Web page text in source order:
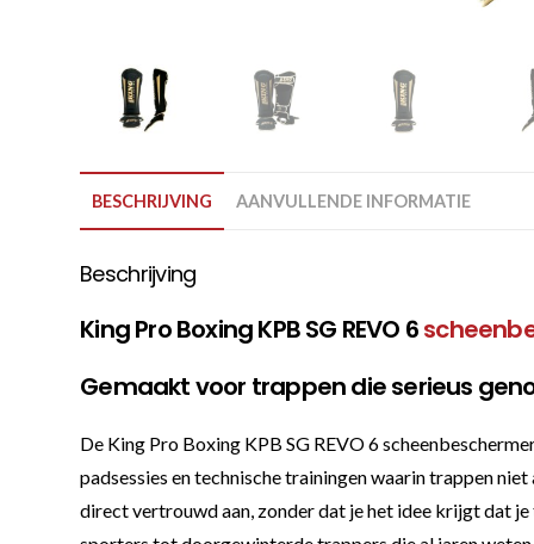
BESCHRIJVING AANVULLENDE INFORMATIE
Beschrijving
King Pro Boxing KPB SG REVO 6
Gemaakt voor trappen die serieus
De King Pro Boxing KPB SG REVO 6
padsessies en technische trainingen waarin trappen
direct vertrouwd aan, zonder dat je het idee krijgt dat